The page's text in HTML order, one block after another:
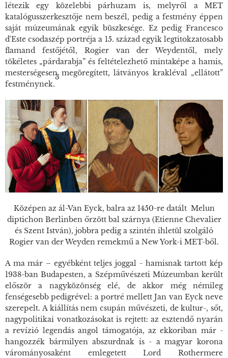
létezik egy közelebbi párhuzam is, melyről a MET
katalógusszerkesztője nem beszél, pedig a festmény éppen
saját múzeumának egyik büszkesége. Ez pedig Francesco
d'Este csodaszép portréja a 15. század egyik legtitokzatosabb
flamand festőjétől, Rogier van der Weydentől, mely
tökéletes „párdarabja” és feltételezhető mintaképe a hamis,
mesterségesen megöregített, látványos krakléval „ellátott”
festménynek.
3
Középen az ál-Van Eyck, balra az 1450-re datált Melun
diptichon Berlinben őrzött bal szárnya (Etienne Chevalier
és Szent István), jobbra pedig a szintén ihletül szolgáló
Rogier van der Weyden remekmű a New York-i MET-ből.
A ma már – egyébként teljes joggal - hamisnak tartott kép
1938-ban Budapesten, a Szépművészeti Múzeumban került
először a nagyközönség elé, de akkor még némileg
fenségesebb pedigrével: a portré mellett Jan van Eyck neve
szerepelt. A kiállítás nem csupán művészeti, de kultur-, sőt,
nagypolitikai vonatkozásokat is rejtett: az esztendő nyarán
a revízió legendás angol támogatója, az ekkoriban már -
hangozzék bármilyen abszurdnak is - a magyar korona
várományosaként emlegetett Lord Rothermere